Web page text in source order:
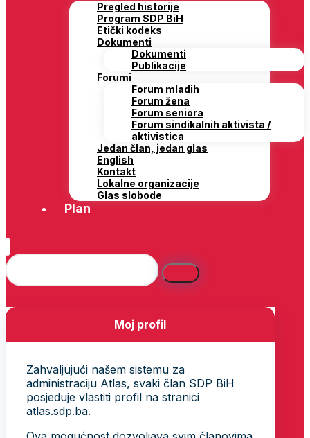
Pregled historije
Program SDP BiH
Etički kodeks
Dokumenti
Dokumenti
Publikacije
Forumi
Forum mladih
Forum žena
Forum seniora
Forum sindikalnih aktivista /
aktivistica
Jedan član, jedan glas
English
Kontakt
Lokalne organizacije
Glas slobode
Plan
Moj profil
Zahvaljujući našem sistemu za
administraciju Atlas, svaki član SDP BiH
posjeduje vlastiti profil na stranici
atlas.sdp.ba.